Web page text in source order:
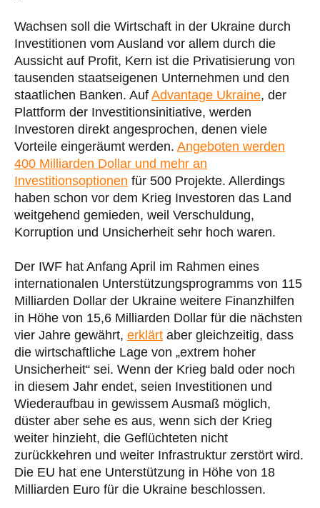
Wachsen soll die Wirtschaft in der Ukraine durch
Investitionen vom Ausland vor allem durch die
Aussicht auf Profit, Kern ist die Privatisierung von
tausenden staatseigenen Unternehmen und den
staatlichen Banken. Auf Advantage Ukraine, der
Plattform der Investitionsinitiative, werden
Investoren direkt angesprochen, denen viele
Vorteile eingeräumt werden. Angeboten werden
400 Milliarden Dollar und mehr an
Investitionsoptionen für 500 Projekte. Allerdings
haben schon vor dem Krieg Investoren das Land
weitgehend gemieden, weil Verschuldung,
Korruption und Unsicherheit sehr hoch waren.
Der IWF hat Anfang April im Rahmen eines
internationalen Unterstützungsprogramms von 115
Milliarden Dollar der Ukraine weitere Finanzhilfen
in Höhe von 15,6 Milliarden Dollar für die nächsten
vier Jahre gewährt, erklärt aber gleichzeitig, dass
die wirtschaftliche Lage von „extrem hoher
Unsicherheit“ sei. Wenn der Krieg bald oder noch
in diesem Jahr endet, seien Investitionen und
Wiederaufbau in gewissem Ausmaß möglich,
düster aber sehe es aus, wenn sich der Krieg
weiter hinzieht, die Geflüchteten nicht
zurückkehren und weiter Infrastruktur zerstört wird.
Die EU hat ene Unterstützung in Höhe von 18
Milliarden Euro für die Ukraine beschlossen.